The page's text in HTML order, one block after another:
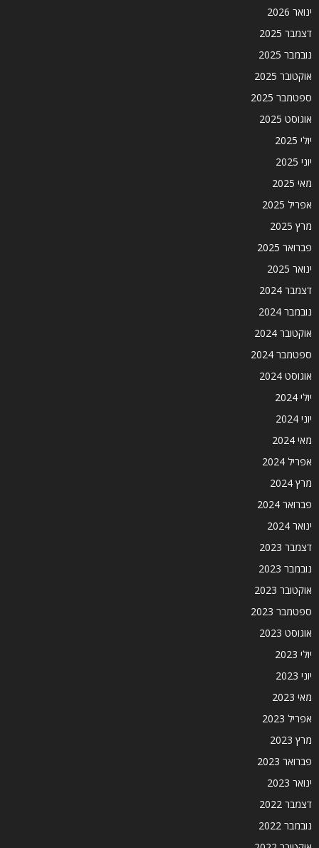
ינואר 2026
דצמבר 2025
נובמבר 2025
אוקטובר 2025
ספטמבר 2025
אוגוסט 2025
יולי 2025
יוני 2025
מאי 2025
אפריל 2025
מרץ 2025
פברואר 2025
ינואר 2025
דצמבר 2024
נובמבר 2024
אוקטובר 2024
ספטמבר 2024
אוגוסט 2024
יולי 2024
יוני 2024
מאי 2024
אפריל 2024
מרץ 2024
פברואר 2024
ינואר 2024
דצמבר 2023
נובמבר 2023
אוקטובר 2023
ספטמבר 2023
אוגוסט 2023
יולי 2023
יוני 2023
מאי 2023
אפריל 2023
מרץ 2023
פברואר 2023
ינואר 2023
דצמבר 2022
נובמבר 2022